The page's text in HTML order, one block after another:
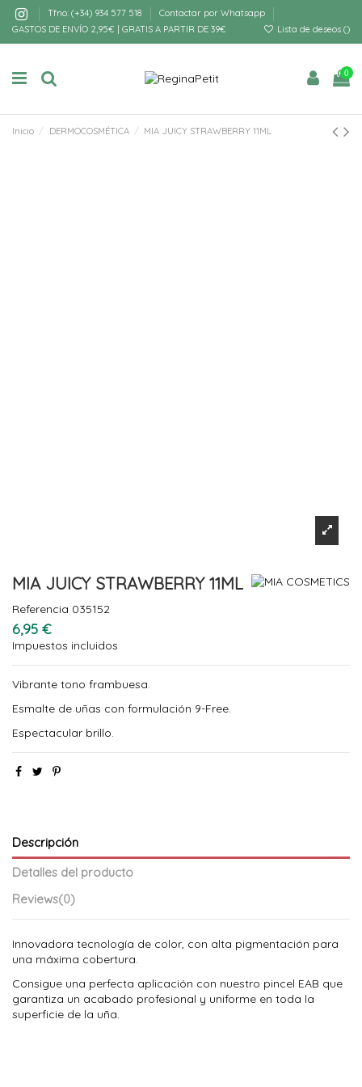
Tfno: (+34) 934 577 518
Contactar por Whatsapp
GASTOS DE ENVÍO 2,95€ | GRATIS A PARTIR DE 39€
Lista de deseos ()
0
Inicio DERMOCOSMÉTICA MIA JUICY STRAWBERRY 11ML
MIA JUICY STRAWBERRY 11ML
Referencia 035152
6,95 €
Impuestos incluidos
Vibrante tono frambuesa.
Esmalte de uñas con formulación 9-Free.
Espectacular brillo.
Descripción
Detalles del producto
Reviews(0)
Innovadora tecnología de color, con alta pigmentación para
una máxima cobertura.
Consigue una perfecta aplicación con nuestro pincel EAB que
garantiza un acabado profesional y uniforme en toda la
superficie de la uña.